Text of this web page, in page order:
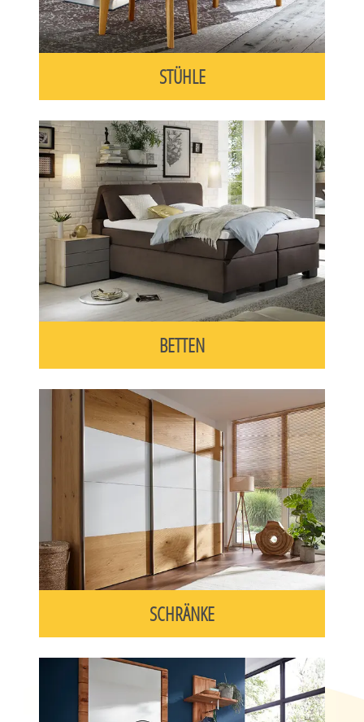
STÜHLE
BETTEN
SCHRÄNKE